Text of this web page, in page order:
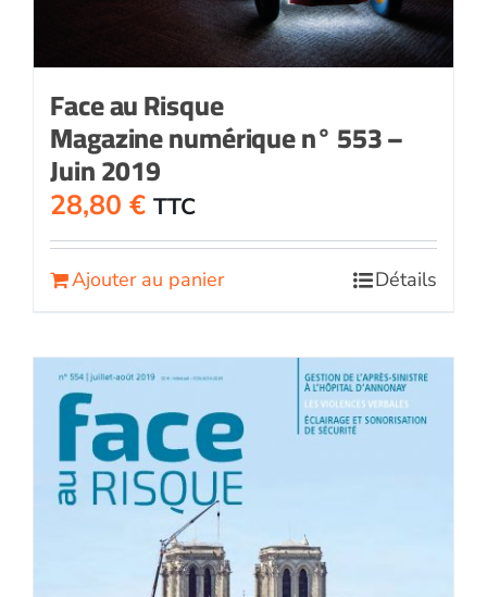
Face au Risque
Magazine numérique n° 553 –
Juin 2019
28,80 € TTC
Ajouter au panier Détails